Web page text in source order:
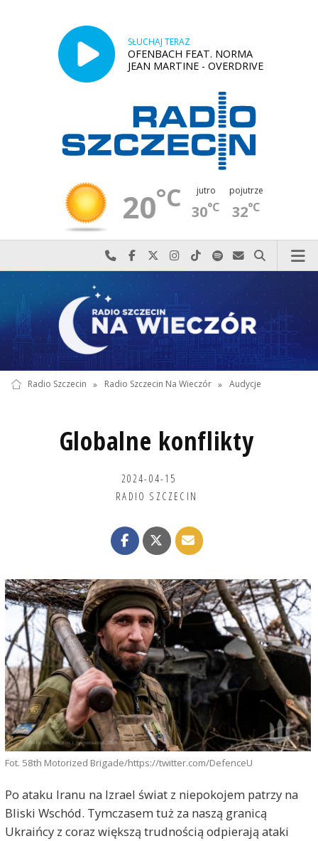
SŁUCHAJ TERAZ
OFENBACH FEAT. NORMA
JEAN MARTINE - OVERDRIVE
20°C jutro
30°C
pojutrze
32°C
Najlepiej po prostu do nas zadzwoń
Odwiedź nas na Facebook-u
Odwiedź nas na X
Odwiedź nas na Instagram-ie
Odwiedź nas na TikTok-u
Szukaj nas na Spotify
Wyślij do nas
Szukaj
Radio Szczecin » Radio Szczecin Na Wieczór » Audycje
Globalne konflikty
2024-04-15
RADIO SZCZECIN
Fot. 58th Motorized Brigade/https://twitter.com/DefenceU
Po ataku Iranu na Izrael świat z niepokojem patrzy na
Bliski Wschód. Tymczasem tuż za naszą granicą
Ukraińcy z coraz większą trudnością odpierają ataki